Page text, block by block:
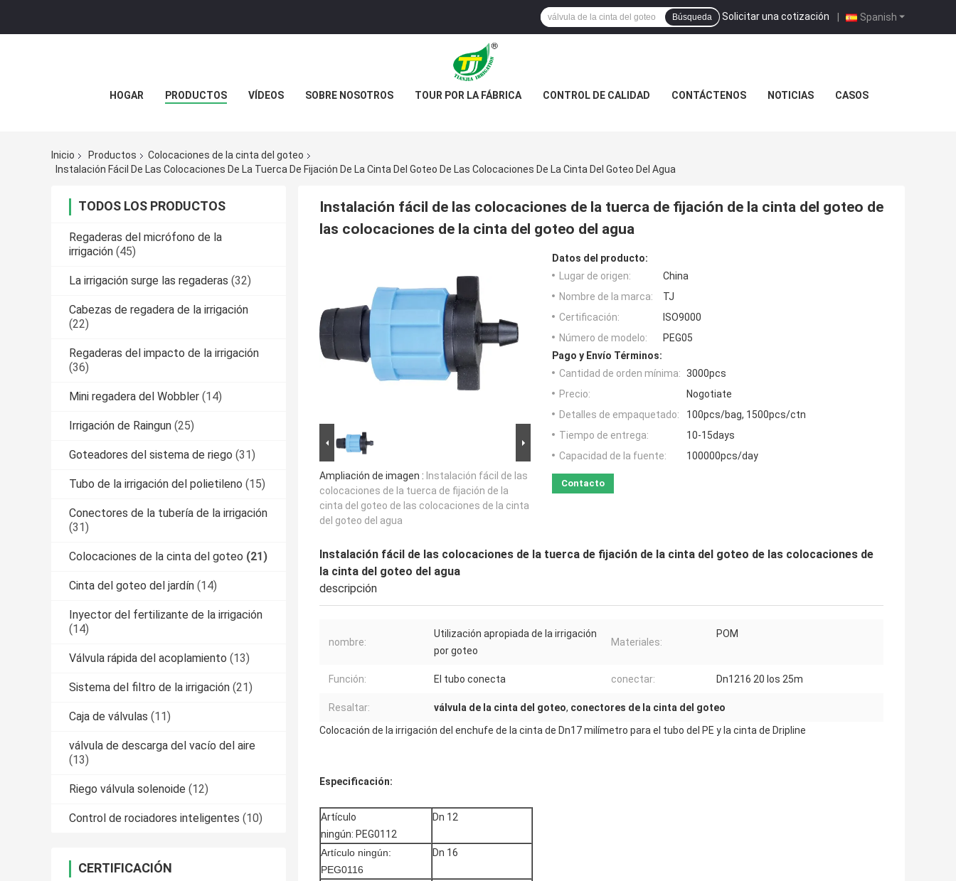
Spanish
Solicitar una cotización |
Búsqueda
HOGAR PRODUCTOS VÍDEOS SOBRE NOSOTROS TOUR POR LA FÁBRICA CONTROL DE CALIDAD CONTÁCTENOS NOTICIAS CASOS
Inicio Productos
Colocaciones de la cinta del goteo
Instalación Fácil De Las Colocaciones De La Tuerca De Fijación De La Cinta Del Goteo De Las Colocaciones De La Cinta Del Goteo Del Agua
TODOS LOS PRODUCTOS
Regaderas del micrófono de la
irrigación (45)
La irrigación surge las regaderas (32)
Cabezas de regadera de la irrigación
(22)
Regaderas del impacto de la irrigación
(36)
Mini regadera del Wobbler (14)
Irrigación de Raingun (25)
Goteadores del sistema de riego (31)
Tubo de la irrigación del polietileno (15)
Conectores de la tubería de la irrigación
(31)
Colocaciones de la cinta del goteo (21)
Cinta del goteo del jardín (14)
Inyector del fertilizante de la irrigación
(14)
Válvula rápida del acoplamiento (13)
Sistema del filtro de la irrigación (21)
Caja de válvulas (11)
válvula de descarga del vacío del aire
(13)
Riego válvula solenoide (12)
Control de rociadores inteligentes (10)
CERTIFICACIÓN
Instalación fácil de las colocaciones de la tuerca de fijación de la cinta del goteo de
las colocaciones de la cinta del goteo del agua
Ampliación de imagen : Instalación fácil de las
colocaciones de la tuerca de fijación de la
cinta del goteo de las colocaciones de la cinta
del goteo del agua
Datos del producto:
Lugar de origen:
China
Nombre de la marca:
TJ
Certificación:
ISO9000
Número de modelo:
PEG05
Pago y Envío Términos:
Cantidad de orden mínima: 3000pcs
Precio:
Nogotiate
Detalles de empaquetado:
100pcs/bag, 1500pcs/ctn
Tiempo de entrega:
10-15days
Capacidad de la fuente:
100000pcs/day
Contacto
Instalación fácil de las colocaciones de la tuerca de fijación de la cinta del goteo de las colocaciones de
la cinta del goteo del agua
descripción
nombre:
Utilización apropiada de la irrigación
por goteo
Materiales:
POM
Función: El tubo conecta conectar: Dn1216 20 los 25m
Resaltar: válvula de la cinta del goteo, conectores de la cinta del goteo
Colocación de la irrigación del enchufe de la cinta de Dn17 milímetro para el tubo del PE y la cinta de Dripline
Especificación:
Artículo
ningún: PEG0112
Dn 12
Artículo ningún:
PEG0116
Dn 16